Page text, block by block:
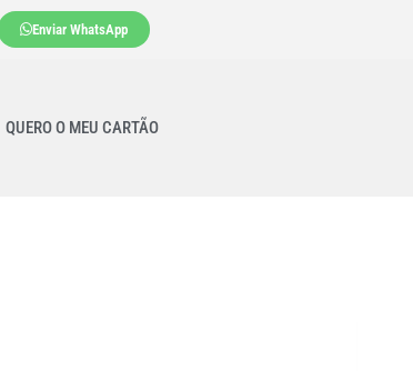
Enviar WhatsApp
QUERO O MEU CARTÃO